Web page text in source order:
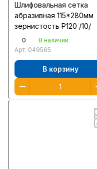
Шлифовальная сетка
абразивная 115*280мм
зернистость Р120 /10/
0
В наличии
Арт. 049565
В корзину